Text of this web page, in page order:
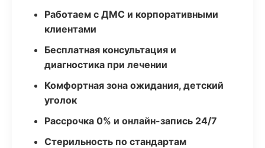
Работаем с ДМС и корпоративными
клиентами
Бесплатная консультация и
диагностика при лечении
Комфортная зона ожидания, детский
уголок
Рассрочка 0% и онлайн-запись 24/7
Стерильность по стандартам